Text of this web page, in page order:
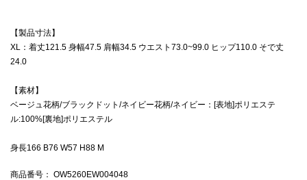
【製品寸法】
XL：着丈121.5 身幅47.5 肩幅34.5 ウエスト73.0~99.0 ヒップ110.0 そで丈
24.0
【素材】
ベージュ花柄/ブラックドット/ネイビー花柄/ネイビー：[表地]ポリエステ
ル:100%[裏地]ポリエステル
身長166 B76 W57 H88 M
商品番号 ： OW5260EW004048